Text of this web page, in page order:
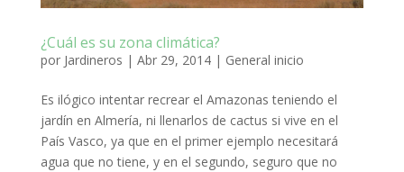
¿Cuál es su zona climática?
por Jardineros | Abr 29, 2014| General inicio
Es ilógico intentar recrear el Amazonas teniendo el
jardín en Almería, ni llenarlos de cactus si vive en el
País Vasco, ya que en el primer ejemplo necesitará
agua que no tiene, y en el segundo, seguro que no